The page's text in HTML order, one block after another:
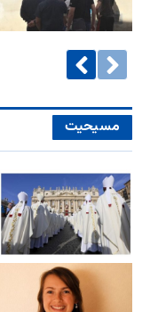
مسیحیت